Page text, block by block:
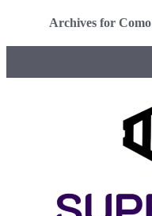
Archives for